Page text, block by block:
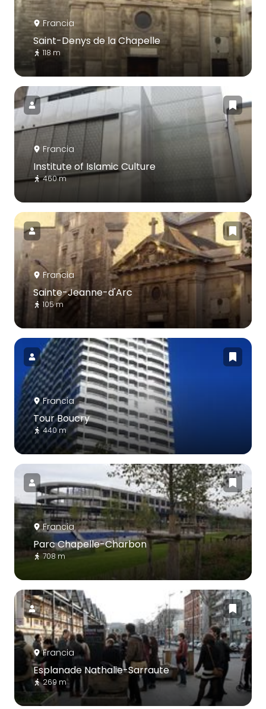
Francia
Saint-Denys de la Chapelle
118 m
Francia
Institute of Islamic Culture
460 m
Francia
Sainte-Jeanne-d'Arc
105 m
Francia
Tour Boucry
440 m
Francia
Parc Chapelle-Charbon
708 m
Francia
Esplanade Nathalie-Sarraute
269 m